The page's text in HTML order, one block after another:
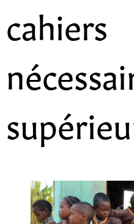
cahiers